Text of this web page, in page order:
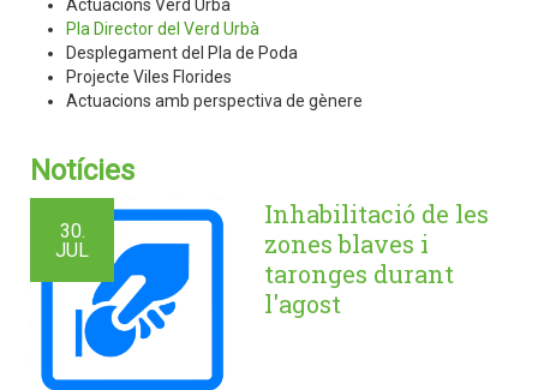
Actuacions Verd Urbà
Pla Director del Verd Urbà
Desplegament del Pla de Poda
Projecte Viles Florides
Actuacions amb perspectiva de gènere
Notícies
30.
JUL
Inhabilitació de les
zones blaves i
taronges durant
l'agost